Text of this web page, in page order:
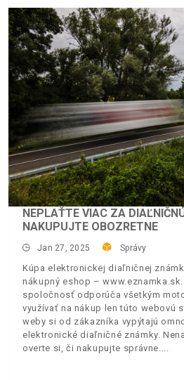
NEPLAŤTE VIAC ZA
NAKUPUJTE OBOZRETNE
Jan 27, 2025 Správy
Kúpa elektronickej diaľničnej
nákupný eshop –
spoločnosť odporúča všetkým
využívať na nákup len túto webovú
weby si od zákazníka vypýtajú
elektronické diaľničné známky.
overte si, či nakupujte správne.